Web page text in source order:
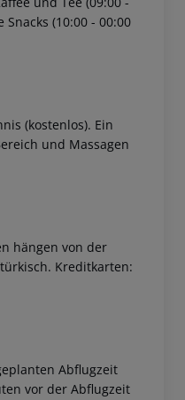
(10:00 - 00:00
(kostenlos). Ein
und Massagen
hängen von der
Kreditkarten:
Abflugzeit
vor der Abflugzeit